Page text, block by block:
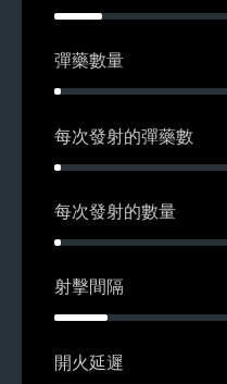
彈藥數量
每次發射的彈藥數
每次發射的數量
射擊間隔
開火延遲